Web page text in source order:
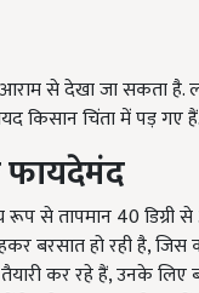
से देखा जा सकता है.
किसान चिंता में पड़ गए हैं.
फायदेमंद
से तापमान 40
बरसात हो रही है, जिस
तैयारी कर रहे हैं, उनके